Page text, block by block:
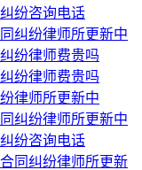
纷咨询电话
纠纷律师所更新中
纷律师费贵吗
纷律师费贵吗
律师所更新中
纠纷律师所更新中
纷咨询电话
同纠纷律师所更新